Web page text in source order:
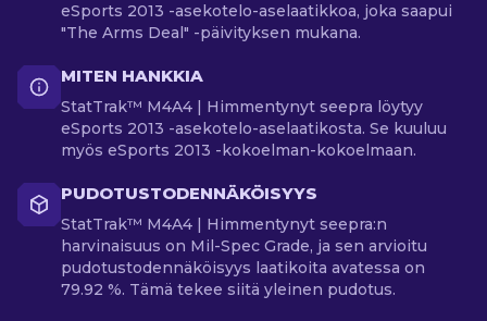
eSports 2013 -asekotelo-aselaatikkoa, joka saapui
"The Arms Deal" -päivityksen mukana.
MITEN HANKKIA
StatTrak™ M4A4 | Himmentynyt seepra löytyy
eSports 2013 -asekotelo-aselaatikosta. Se kuuluu
myös eSports 2013 -kokoelman-kokoelmaan.
PUDOTUSTODENNÄKÖISYYS
StatTrak™ M4A4 | Himmentynyt seepra:n
harvinaisuus on Mil-Spec Grade, ja sen arvioitu
pudotustodennäköisyys laatikoita avatessa on
79.92 %. Tämä tekee siitä yleinen pudotus.